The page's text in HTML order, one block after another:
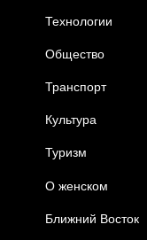
Технологии
Общество
Транспорт
Культура
Туризм
О женском
Ближний Восток